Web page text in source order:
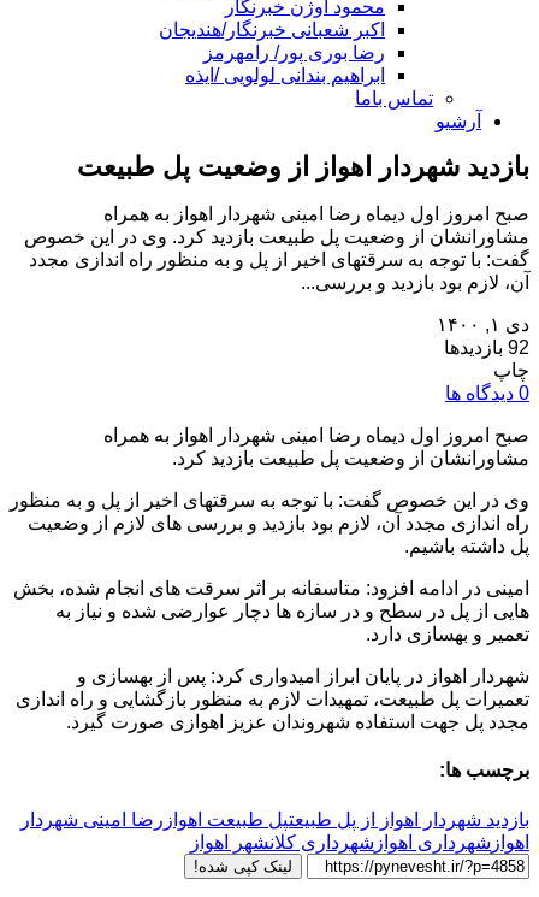
محمود اوژن خبرنگار
اکبر شعبانی خبرنگار/هندیجان
رضا بوری پور/ رامهرمز
ابراهیم بندانی لولویی /ایذه
تماس باما
آرشیو
بازدید شهردار اهواز از وضعیت پل طبیعت
صبح امروز اول دیماه رضا امینی شهردار اهواز به همراه
مشاورانشان از وضعیت پل طبیعت بازدید کرد. وی در این خصوص
گفت: با توجه به سرقتهای اخیر از پل و به منظور راه اندازی مجدد
آن، لازم بود بازدید و بررسی...
دی ۱, ۱۴۰۰
92 بازدیدها
چاپ
0 دیدگاه ها
صبح امروز اول دیماه رضا امینی شهردار اهواز به همراه
مشاورانشان از وضعیت پل طبیعت بازدید کرد.
وی در این خصوص گفت: با توجه به سرقتهای اخیر از پل و به منظور
راه اندازی مجدد آن، لازم بود بازدید و بررسی های لازم از وضعیت
پل داشته باشیم.
امینی در ادامه افزود: متاسفانه بر اثر سرقت های انجام شده، بخش
هایی از پل در سطح و در سازه ها دچار عوارضی شده و نیاز به
تعمیر و بهسازی دارد.
شهردار اهواز در پایان ابراز امیدواری کرد: پس از بهسازی و
تعمیرات پل طبیعت، تمهیدات لازم به منظور بازگشایی و راه اندازی
مجدد پل جهت استفاده شهروندان عزیز اهوازی صورت گیرد.
برچسب ها:
بازدید شهردار اهواز از پل طبیعتپل طبیعت اهواز رضا امینی شهردار
اهواز شهرداری اهواز شهرداری کلانشهر اهواز
لینک کپی شده!